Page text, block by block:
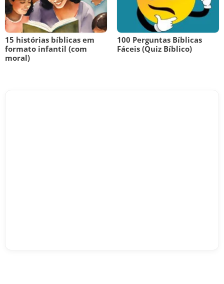
15 histórias bíblicas em
formato infantil (com
moral)
100 Perguntas Bíblicas
Fáceis (Quiz Bíblico)